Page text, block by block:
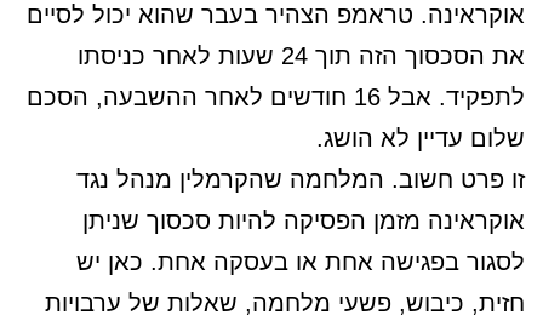
אוקראינה. טראמפ הצהיר בעבר שהוא יכול לסיים
את הסכסוך הזה תוך 24 שעות לאחר כניסתו
לתפקיד. אבל 16 חודשים לאחר ההשבעה, הסכם
שלום עדיין לא הושג.
זו פרט חשוב. המלחמה שהקרמלין מנהל נגד
אוקראינה מזמן הפסיקה להיות סכסוך שניתן
לסגור בפגישה אחת או בעסקה אחת. כאן יש
חזית, כיבוש, פשעי מלחמה, שאלות של ערבויות